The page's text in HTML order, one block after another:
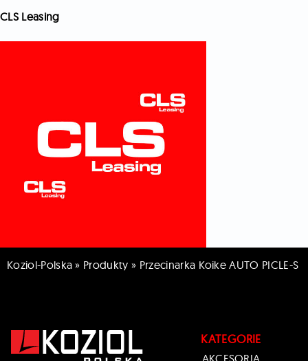
CLS Leasing
Koziol-Polska » Produkty » Przecinarka Koike AUTO PICLE-S
KATEGORIE